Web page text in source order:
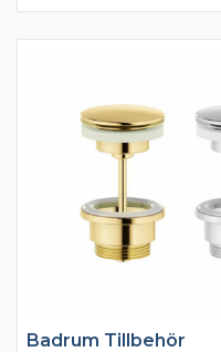
Badrum Tillbehör